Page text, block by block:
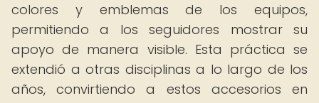
colores y emblemas de los equipos,
permitiendo a los seguidores mostrar su
apoyo de manera visible. Esta práctica se
extendió a otras disciplinas a lo largo de los
años, convirtiendo a estos accesorios en